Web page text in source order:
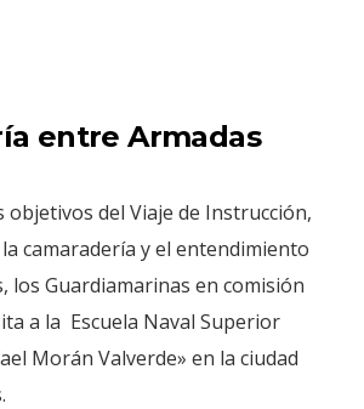
entre Armadas
objetivos del Viaje de Instrucción,
camaradería y el entendimiento
los Guardiamarinas en comisión
a la Escuela Naval Superior
Morán Valverde» en la ciudad